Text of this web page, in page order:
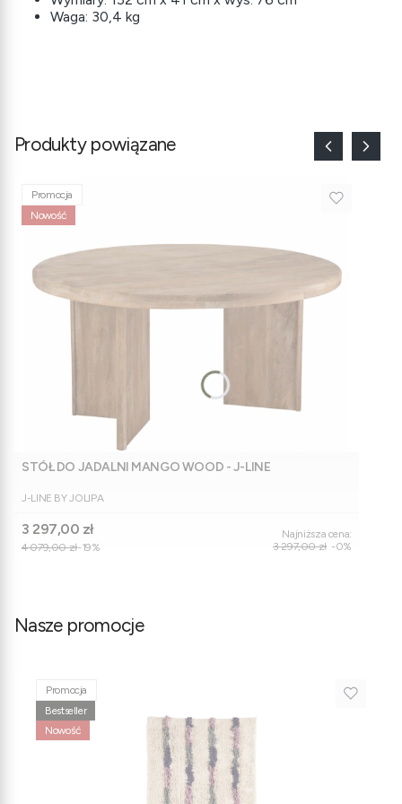
Waga: 30,4 kg
Produkty powiązane
Promocja
Nowość
STÓŁ DO JADALNI MANGO WOOD - J-LINE
PRODUCENT
J-LINE BY JOLIPA
Cena promocyjna
3 297,00 zł
4 079,00 zł-19%
Najniższa cena:
3 297,00 zł -0%
Nasze promocje
Promocja
Bestseller
Nowość